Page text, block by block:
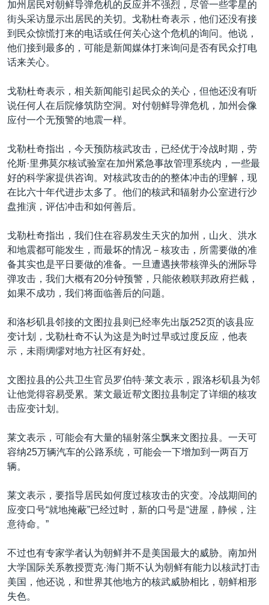
加州居民对朝鲜导弹危机的反应并不强烈，尽管一些零星的
街头采访显示出居民的关切。戈勒杜奇表示，他们还没有接
到民众惊慌打来的电话或任何关心这个危机的询问。他说，
他们接到最多的，可能是新闻媒体打来询问是否有民众打电
话来关心。
戈勒杜奇表示，相关新闻能引起民众的关心，但他还没有听
说任何人在后院修筑防空洞。对付朝鲜导弹危机，加州会像
应付一个无预警的地震一样。
戈勒杜奇指出，今天预防核武攻击，已经优于冷战时期，劳
伦斯·里弗莫尔核试验室在加州紧急事故管理系统内，一些最
好的科学家提供咨询。对核武攻击的的整体冲击的理解，现
在比六十年代进步太多了。他们的核武和辐射办公室进行沙
盘推演，评估冲击和如何善后。
戈勒杜奇指出，我们住在容易发生天灾的加州，山火、洪水
和地震都可能发生，而最坏的情况－核攻击，所需要做的准
备其实也是平日要做的准备。一旦遭遇挟带核弹头的洲际导
弹攻击，我们大概有20分钟预警，只能依赖联邦政府拦截，
如果不成功，我们将面临善后的问题。
和洛杉矶县邻接的文图拉县则已经率先出版252页的该县应
变计划，戈勒杜奇不认为这是为时过早或过度反应，他表
示，未雨绸缪对地方社区有好处。
文图拉县的公共卫生官员罗伯特·莱文表示，跟洛杉矶县为邻
让他觉得容易受累。莱文最近帮文图拉县制定了详细的核攻
击应变计划。
莱文表示，可能会有大量的辐射落尘飘来文图拉县。一天可
容纳25万辆汽车的公路系统，可能会一下增加到一两百万
辆。
莱文表示，要指导居民如何度过核攻击的灾变。冷战期间的
应变口号“就地掩蔽”已经过时，新的口号是“进屋，静候，注
意待命。”
不过也有专家学者认为朝鲜并不是美国最大的威胁。南加州
大学国际关系教授贾克·海门斯不认为朝鲜有能力以核武打击
美国，他还说，和世界其他地方的核武威胁相比，朝鲜相形
失色。